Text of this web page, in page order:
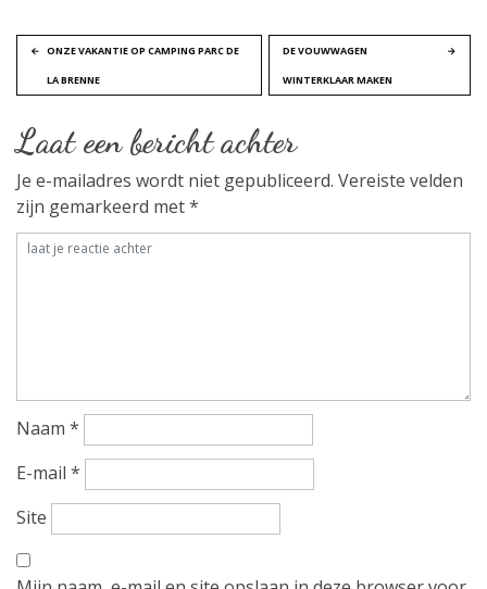
B
e
r
i
c
a
v
i
g
ONZE VAKANTIE OP CAMPING PARC DE
LA BRENNE
DE VOUWWAGEN
WINTERKLAAR MAKEN
Laat een bericht achter
Je e-mailadres wordt niet gepubliceerd. Vereiste velden
zijn gemarkeerd met*
Naam *
E-mail *
Site